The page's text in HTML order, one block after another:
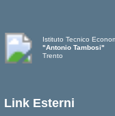
Istituto Tecnico
"Antonio Tambosi"
Trento
Link Esterni